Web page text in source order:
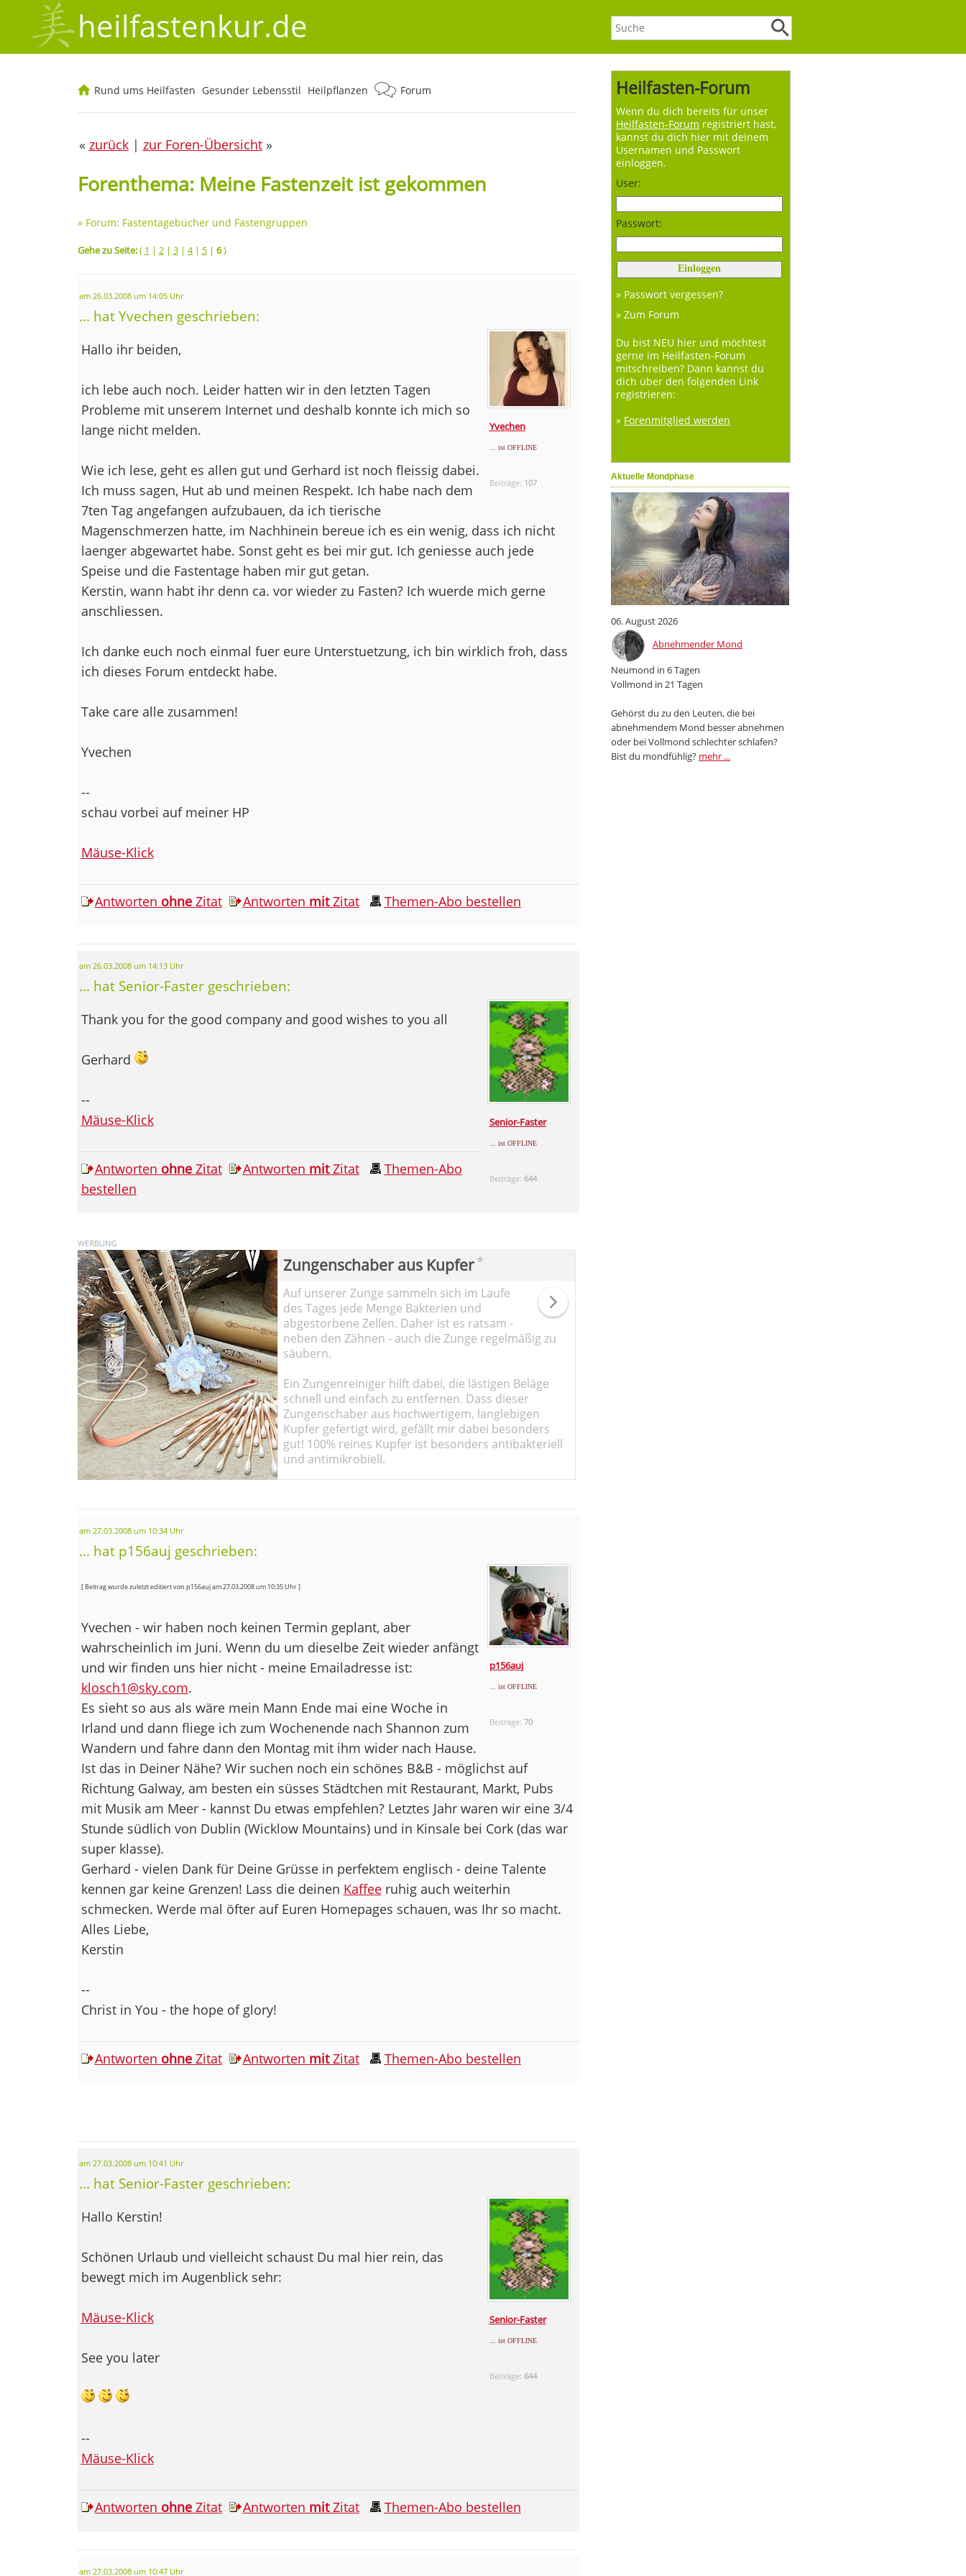
heilfastenkur.de
Heilfasten-Forum
Wenn du dich bereits für unser
Heilfasten-Forum registriert hast,
kannst du dich hier mit deinem
Usernamen und Passwort
einloggen.
User:
Passwort:
» Passwort vergessen?
» Zum Forum
Du bist NEU hier und möchtest
gerne im Heilfasten-Forum
mitschreiben? Dann kannst du
dich über den folgenden Link
registrieren:
» Forenmitglied werden
Aktuelle Mondphase
06. August 2026
Abnehmender Mond
Neumond in 6 Tagen
Vollmond in 21 Tagen
Gehörst du zu den Leuten, die bei
abnehmendem Mond besser abnehmen
oder bei Vollmond schlechter schlafen?
Bist du mondfühlig? mehr ...
Rund ums Heilfasten Gesunder Lebensstil Heilpflanzen Forum
« zurück| zur Foren-Übersicht»
Forenthema: Meine Fastenzeit ist gekommen
» Forum: Fastentagebücher und Fastengruppen
Gehe zu Seite:( 1 | 2| 3| 4| 5| 6)
am 26.03.2008 um 14:05 Uhr
... hat Yvechen geschrieben:
Yvechen
... ist OFFLINE
Beiträge: 107
Hallo ihr beiden,
ich lebe auch noch. Leider hatten wir in den letzten Tagen
Probleme mit unserem Internet und deshalb konnte ich mich so
lange nicht melden.
Wie ich lese, geht es allen gut und Gerhard ist noch fleissig dabei.
Ich muss sagen, Hut ab und meinen Respekt. Ich habe nach dem
7ten Tag angefangen aufzubauen, da ich tierische
Magenschmerzen hatte, im Nachhinein bereue ich es ein wenig, dass ich nicht
laenger abgewartet habe. Sonst geht es bei mir gut. Ich geniesse auch jede
Speise und die Fastentage haben mir gut getan.
Kerstin, wann habt ihr denn ca. vor wieder zu Fasten? Ich wuerde mich gerne
anschliessen.
Ich danke euch noch einmal fuer eure Unterstuetzung, ich bin wirklich froh, dass
ich dieses Forum entdeckt habe.
Take care alle zusammen!
Yvechen
--
schau vorbei auf meiner HP
Mäuse-Klick
Antworten ohneZitat Antworten mitZitat Themen-Abo bestellen
am 26.03.2008 um 14:13 Uhr
... hat Senior-Faster geschrieben:
Senior-Faster
... ist OFFLINE
Beiträge: 644
Thank you for the good company and good wishes to you all
Gerhard
--
Mäuse-Klick
Antworten ohneZitat Antworten mitZitat
Themen-Abo
bestellen
Zungenschaber aus Kupfer*
Auf unserer Zunge sammeln sich im Laufe
des Tages jede Menge Bakterien und
abgestorbene Zellen. Daher ist es ratsam -
neben den Zähnen - auch die Zunge regelmäßig zu
säubern.
Ein Zungenreiniger hilft dabei, die lästigen Beläge
schnell und einfach zu entfernen. Dass dieser
Zungenschaber aus hochwertigem, langlebigen
Kupfer gefertigt wird, gefällt mir dabei besonders
gut! 100% reines Kupfer ist besonders antibakteriell
und antimikrobiell.
am 27.03.2008 um 10:34 Uhr
... hat p156auj geschrieben:
p156auj
... ist OFFLINE
Beiträge: 70
[ Beitrag wurde zuletzt editiert von p156auj am 27.03.2008 um 10:35 Uhr ]
Yvechen - wir haben noch keinen Termin geplant, aber
wahrscheinlich im Juni. Wenn du um dieselbe Zeit wieder anfängt
und wir finden uns hier nicht - meine Emailadresse ist:
klosch1@sky.com.
Es sieht so aus als wäre mein Mann Ende mai eine Woche in
Irland und dann fliege ich zum Wochenende nach Shannon zum
Wandern und fahre dann den Montag mit ihm wider nach Hause.
Ist das in Deiner Nähe? Wir suchen noch ein schönes B&B - möglichst auf
Richtung Galway, am besten ein süsses Städtchen mit Restaurant, Markt, Pubs
mit Musik am Meer - kannst Du etwas empfehlen? Letztes Jahr waren wir eine 3/4
Stunde südlich von Dublin (Wicklow Mountains) und in Kinsale bei Cork (das war
super klasse).
Gerhard - vielen Dank für Deine Grüsse in perfektem englisch - deine Talente
kennen gar keine Grenzen! Lass die deinen Kaffeeruhig auch weiterhin
schmecken. Werde mal öfter auf Euren Homepages schauen, was Ihr so macht.
Alles Liebe,
Kerstin
--
Christ in You - the hope of glory!
Antworten ohneZitat Antworten mitZitat Themen-Abo bestellen
am 27.03.2008 um 10:41 Uhr
... hat Senior-Faster geschrieben:
Senior-Faster
... ist OFFLINE
Beiträge: 644
Hallo Kerstin!
Schönen Urlaub und vielleicht schaust Du mal hier rein, das
bewegt mich im Augenblick sehr:
Mäuse-Klick
See you later
--
Mäuse-Klick
Antworten ohneZitat Antworten mitZitat Themen-Abo bestellen
am 27.03.2008 um 10:47 Uhr